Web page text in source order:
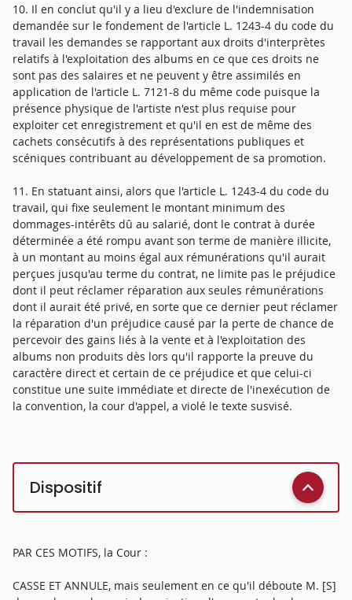
10. Il en conclut qu'il y a lieu d'exclure de l'indemnisation
demandée sur le fondement de l'article L. 1243-4 du code du
travail les demandes se rapportant aux droits d'interprètes
relatifs à l'exploitation des albums en ce que ces droits ne
sont pas des salaires et ne peuvent y être assimilés en
application de l'article L. 7121-8 du même code puisque la
présence physique de l'artiste n'est plus requise pour
exploiter cet enregistrement et qu'il en est de même des
cachets consécutifs à des représentations publiques et
scéniques contribuant au développement de sa promotion.
11. En statuant ainsi, alors que l'article L. 1243-4 du code du
travail, qui fixe seulement le montant minimum des
dommages-intérêts dû au salarié, dont le contrat à durée
déterminée a été rompu avant son terme de manière illicite,
à un montant au moins égal aux rémunérations qu'il aurait
perçues jusqu'au terme du contrat, ne limite pas le préjudice
dont il peut réclamer réparation aux seules rémunérations
dont il aurait été privé, en sorte que ce dernier peut réclamer
la réparation d'un préjudice causé par la perte de chance de
percevoir des gains liés à la vente et à l'exploitation des
albums non produits dès lors qu'il rapporte la preuve du
caractère direct et certain de ce préjudice et que celui-ci
constitue une suite immédiate et directe de l'inexécution de
la convention, la cour d'appel, a violé le texte susvisé.
Dispositif
PAR CES MOTIFS, la Cour :
CASSE ET ANNULE, mais seulement en ce qu'il déboute M. [S]